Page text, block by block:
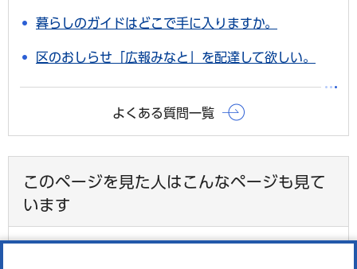
暮らしのガイドはどこで手に入りますか。
区のおしらせ「広報みなと」を配達して欲しい。
よくある質問一覧
このページを見た人はこんなページも見て
います